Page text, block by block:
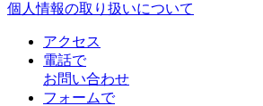
個人情報の取り扱いについて
アクセス
電話で
お問い合わせ
フォームで